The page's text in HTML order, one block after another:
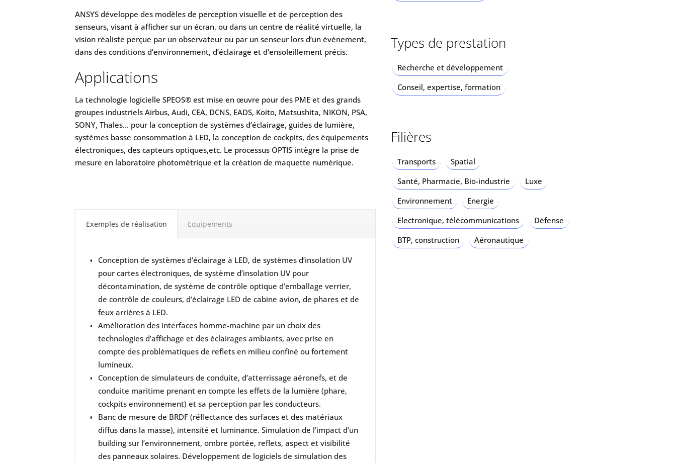
ANSYS développe des modèles de perception visuelle et de perception des
senseurs, visant à afficher sur un écran, ou dans un centre de réalité virtuelle, la
vision réaliste perçue par un observateur ou par un senseur lors d’un évènement,
dans des conditions d’environnement, d’éclairage et d’ensoleillement précis.
Applications
La technologie logicielle SPEOS® est mise en œuvre pour des PME et des grands
groupes industriels Airbus, Audi, CEA, DCNS, EADS, Koito, Matsushita, NIKON, PSA,
SONY, Thales… pour la conception de systèmes d’éclairage, guides de lumière,
systèmes basse consommation à LED, la conception de cockpits, des équipements
électroniques, des capteurs optiques,etc. Le processus OPTIS intègre la prise de
mesure en laboratoire photométrique et la création de maquette numérique.
Exemples de réalisation Equipements
Conception de systèmes d’éclairage à LED, de systèmes d’insolation UV
pour cartes électroniques, de système d’insolation UV pour
décontamination, de système de contrôle optique d’emballage verrier,
de contrôle de couleurs, d’éclairage LED de cabine avion, de phares et de
feux arrières à LED.
Amélioration des interfaces homme-machine par un choix des
technologies d’affichage et des éclairages ambiants, avec prise en
compte des problématiques de reflets en milieu confiné ou fortement
lumineux.
Conception de simulateurs de conduite, d’atterrissage aéronefs, et de
conduite maritime prenant en compte les effets de la lumière (phare,
cockpits environnement) et sa perception par les conducteurs.
Banc de mesure de BRDF (réflectance des surfaces et des matériaux
diffus dans la masse), intensité et luminance. Simulation de l’impact d’un
building sur l’environnement, ombre portée, reflets, aspect et visibilité
des panneaux solaires. Développement de logiciels de simulation des
Types de prestation
Recherche et développement
Conseil, expertise, formation
Filières
Transports
Spatial
Santé, Pharmacie, Bio-industrie
Luxe
Environnement
Energie
Electronique, télécommunications
Défense
BTP, construction
Aéronautique